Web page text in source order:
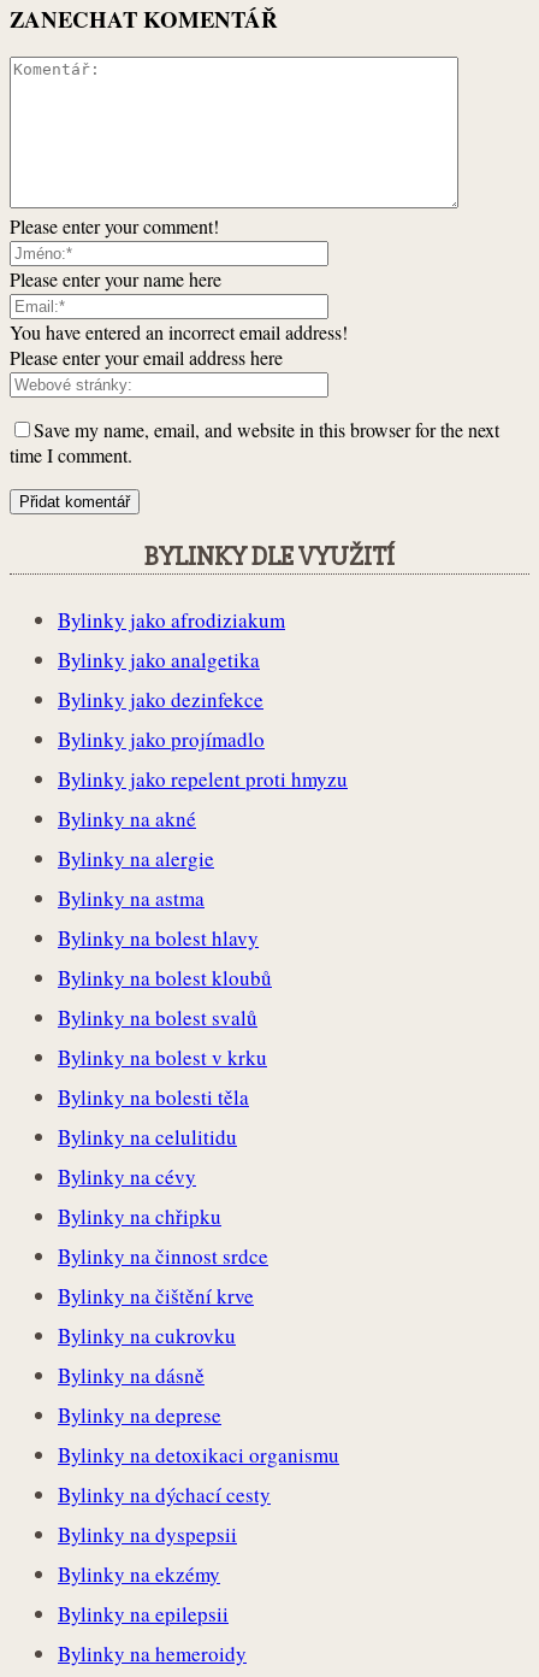
ZANECHAT KOMENTÁŘ
Please enter your comment!
Please enter your name here
You have entered an incorrect email address!
Please enter your email address here
Save my name, email, and website in this browser for the next
time I comment.
BYLINKY DLE VYUŽITÍ
Bylinky jako afrodiziakum
Bylinky jako analgetika
Bylinky jako dezinfekce
Bylinky jako projímadlo
Bylinky jako repelent proti hmyzu
Bylinky na akné
Bylinky na alergie
Bylinky na astma
Bylinky na bolest hlavy
Bylinky na bolest kloubů
Bylinky na bolest svalů
Bylinky na bolest v krku
Bylinky na bolesti těla
Bylinky na celulitidu
Bylinky na cévy
Bylinky na chřipku
Bylinky na činnost srdce
Bylinky na čištění krve
Bylinky na cukrovku
Bylinky na dásně
Bylinky na deprese
Bylinky na detoxikaci organismu
Bylinky na dýchací cesty
Bylinky na dyspepsii
Bylinky na ekzémy
Bylinky na epilepsii
Bylinky na hemeroidy